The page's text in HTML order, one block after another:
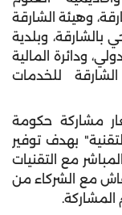
وهيئة الشارقة
بالشارقة، وبلدية
ودائرة المالية
للخدمات
مشاركة حكومة
بهدف توفير
مع التقنيات
مع الشركاء من
المشاركة.